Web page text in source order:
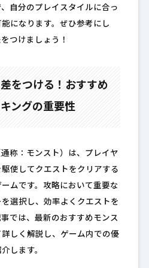
自分のプレイスタイルに合っ
になります。ぜひ参考にし
つけましょう！
をつける！おすすめ
ングの重要性
称：モンスト）は、プレイヤ
使してクエストをクリアする
ムです。攻略において重要な
選択し、効率よくクエストを
では、最新のおすすめモンス
しく解説し、ゲーム内での優
します。